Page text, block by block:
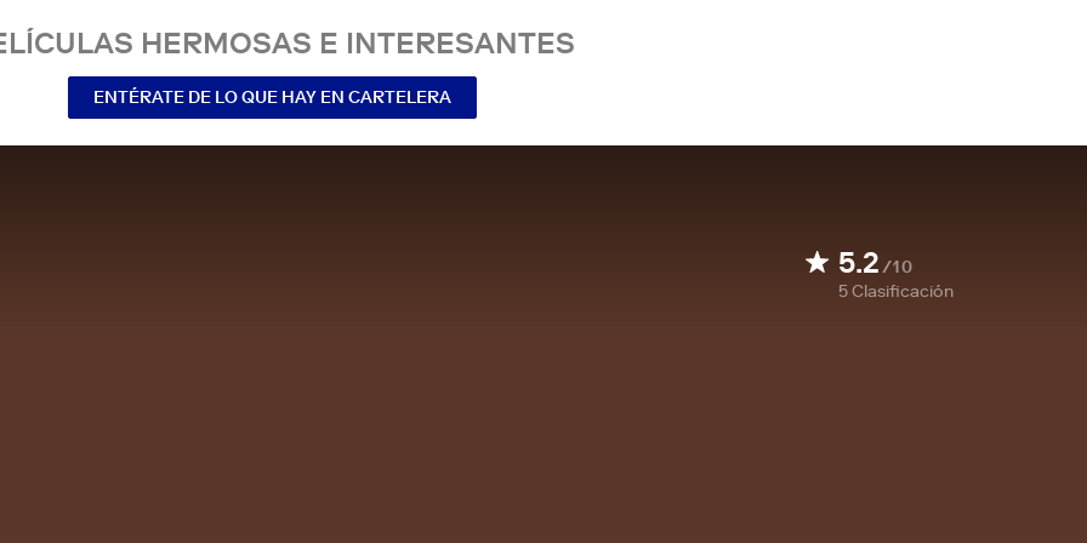
HERMOSAS E INTERESANTES
ENTÉRATE DE LO QUE HAY EN CARTELERA
5.2/10
5Clasificación